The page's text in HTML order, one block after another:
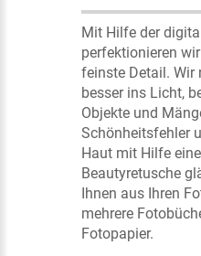
Mit Hilfe der
perfektionieren
feinste Detail. Wir
besser ins Licht,
Objekte und
Schönheitsfehler
Haut mit Hilfe
Beautyretusche
Ihnen aus Ihren
mehrere
Fotopapier.